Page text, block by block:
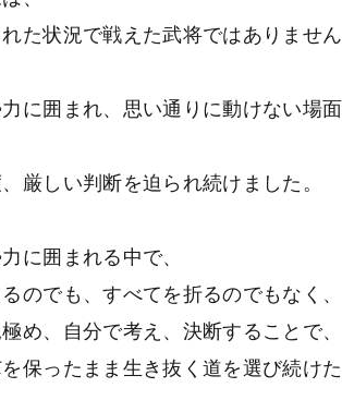
た状況で戦えた武将ではありません
に囲まれ、思い通りに動けない場面
厳しい判断を迫られ続けました。
に囲まれる中で、
のでも、すべてを折るのでもなく、
め、自分で考え、決断することで、
保ったまま生き抜く道を選び続けた